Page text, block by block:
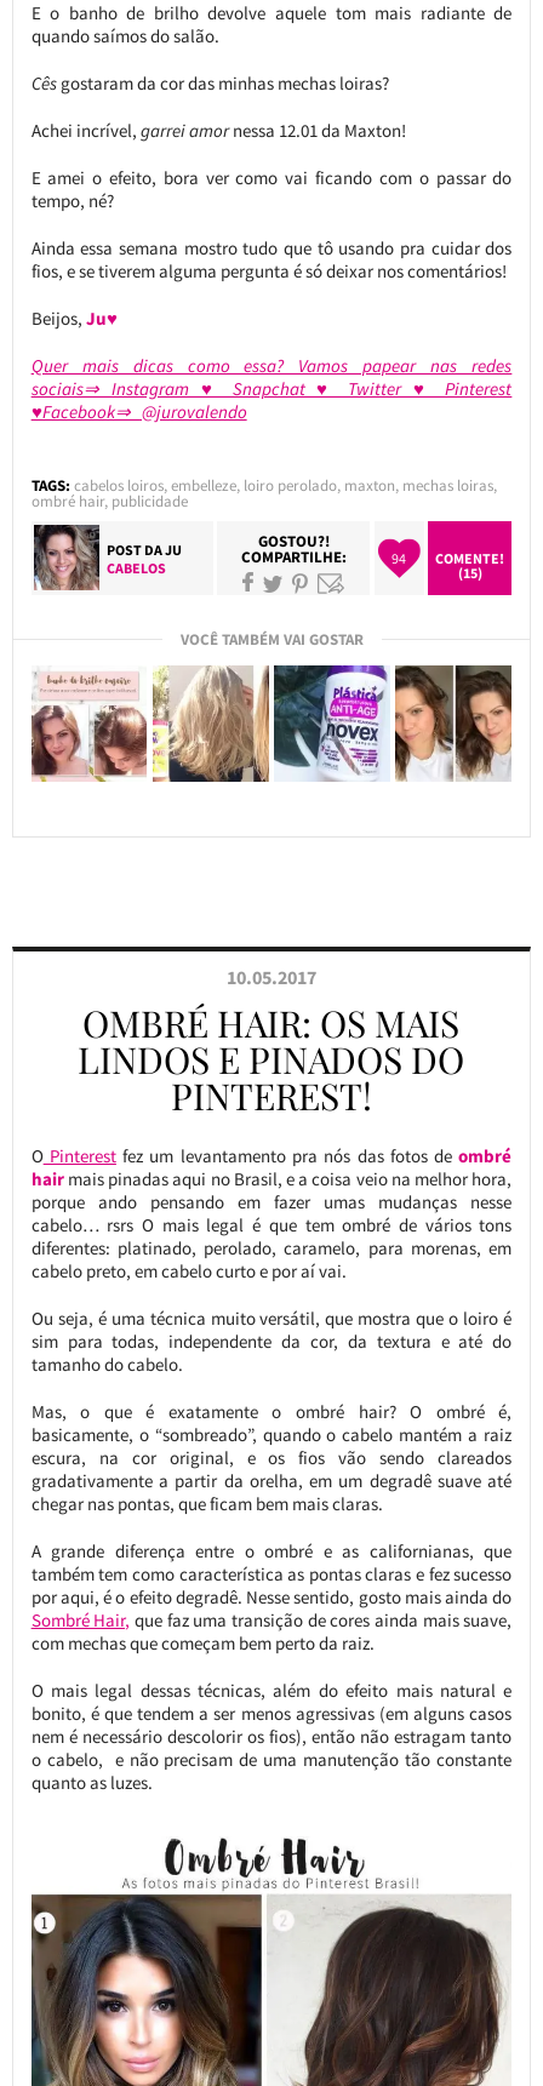
E o banho de brilho devolve aquele tom mais radiante de
quando saímos do salão.
Cêsgostaram da cor das minhas mechas loiras?
Achei incrível, garrei amornessa 12.01 da Maxton!
E amei o efeito, bora ver como vai ficando com o passar do
tempo, né?
Ainda essa semana mostro tudo que tô usando pra cuidar dos
fios, e se tiverem alguma pergunta é só deixar nos comentários!
Beijos, Ju♥
Quer mais dicas como essa? Vamos papear nas redes
sociais⇒ Instagram ♥ Snapchat ♥ Twitter ♥ Pinterest
♥Facebook⇒ @jurovalendo
TAGS: cabelos loiros,embelleze, loiro perolado, maxton, mechas loiras,
ombré hair, publicidade
POST DAJU
CABELOS
GOSTOU?!
COMPARTILHE: 94
COMENTE!
(15)
VOCÊ TAMBÉM VAI GOSTAR
10.05.2017
OMBRÉ HAIR: OS MAIS
LINDOS E PINADOS DO
PINTEREST!
OPinterestfez um levantamento pra nós das fotos deombré
hairmais pinadas aqui no Brasil, e a coisa veio na melhor hora,
porque ando pensando em fazer umas mudanças nesse
cabelo… rsrs O mais legal é que tem ombré de vários tons
diferentes: platinado, perolado, caramelo, para morenas, em
cabelo preto, em cabelo curto e por aí vai.
Ou seja, é uma técnica muito versátil, que mostra que o loiro é
sim para todas, independente da cor, da textura e até do
tamanho do cabelo.
Mas, o que é exatamente o ombré hair? O ombré é,
basicamente, o “sombreado”, quando o cabelo mantém a raiz
escura, na cor original, e os fios vão sendo clareados
gradativamente a partir da orelha, em um degradê suave até
chegar nas pontas, que ficam bem mais claras.
A grande diferença entre o ombré e as californianas, que
também tem como característica as pontas claras e fez sucesso
por aqui, é o efeito degradê. Nesse sentido, gosto mais ainda do
Sombré Hair, que faz uma transição de cores ainda mais suave,
com mechas que começam bem perto da raiz.
O mais legal dessas técnicas, além do efeito mais natural e
bonito, é que tendem a ser menos agressivas (em alguns casos
nem é necessário descolorir os fios), então não estragam tanto
o cabelo, e não precisam de uma manutenção tão constante
quanto as luzes.